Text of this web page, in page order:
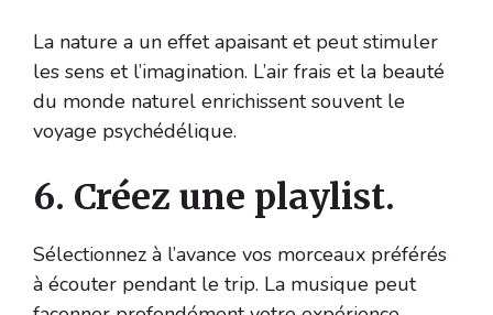
La nature a un effet apaisant et peut stimuler
les sens et l’imagination. L’air frais et la beauté
du monde naturel enrichissent souvent le
voyage psychédélique.
6. Créez une playlist.
Sélectionnez à l’avance vos morceaux préférés
à écouter pendant le trip. La musique peut